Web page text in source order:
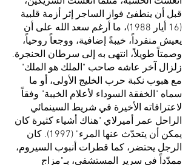
قبل أن ينطفئ فواز الساجر إثر أزمة قلبية
(16 أيار 1988)، ما أرغم سعد الله على أن
يعيش منفرداً، خيبةً إضافية، ووجعاً روحياً،
وصمتاً طويلاً، انتهى به إلى سرطان الحنجرة.
زلزال آخر عاشه صاحب "الملك هو الملك"
مع هبوب نكبة حرب الخليج الأولى، أو ما
سماه "الخفقة السوداء لأعلام الخيبة" وفقاً
لاعترافاته الأخيرة في شريط السينمائي
الراحل عمر أميرلاي "هناك أشياء كثيرة كان
يمكن أن يتحدّث عنها المرء" (1997). كان
الرجل يحتضر، كما قطرات أنبوب السيروم،
ممدّداً في سرير المستشفى، بـ"مزاج